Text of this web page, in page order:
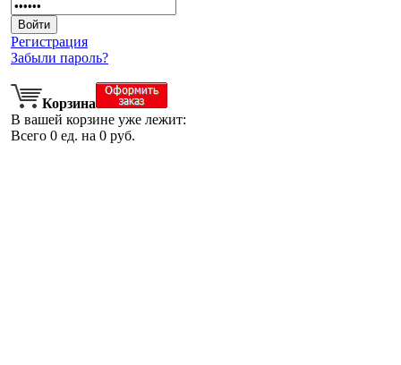
Регистрация
Забыли пароль?
Корзина
В вашей корзине уже лежит:
Всего 0 ед. на 0 руб.